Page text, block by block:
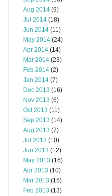
Aug 2014 (9)
Jul 2014 (18)
Jun 2014 (11)
May 2014 (24)
Apr 2014 (14)
Mar 2014 (23)
Feb 2014 (2)
Jan 2014 (7)
Dec 2013 (16)
Nov 2013 (6)
Oct 2013 (11)
Sep 2013 (14)
Aug 2013 (7)
Jul 2013 (10)
Jun 2013 (12)
May 2013 (16)
Apr 2013 (10)
Mar 2013 (15)
Feb 2013 (13)